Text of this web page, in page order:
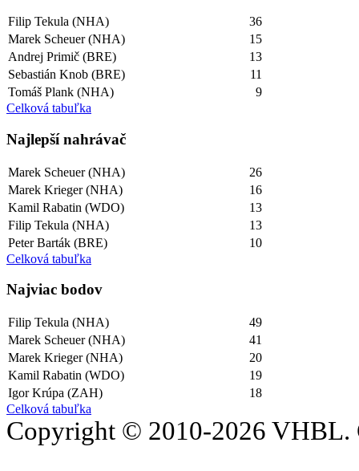
Filip Tekula (NHA)
36
Marek Scheuer (NHA)
15
Andrej Primič (BRE)
13
Sebastián Knob (BRE)
11
Tomáš Plank (NHA)
9
Celková tabuľka
Najlepší­ nahrávač
Marek Scheuer (NHA)
26
Marek Krieger (NHA)
16
Kamil Rabatin (WDO)
13
Filip Tekula (NHA)
13
Peter Barták (BRE)
10
Celková tabuľka
Najviac bodov
Filip Tekula (NHA)
49
Marek Scheuer (NHA)
41
Marek Krieger (NHA)
20
Kamil Rabatin (WDO)
19
Igor Krúpa (ZAH)
18
Celková tabuľka
Copyright © 2010-2026 VHBL.